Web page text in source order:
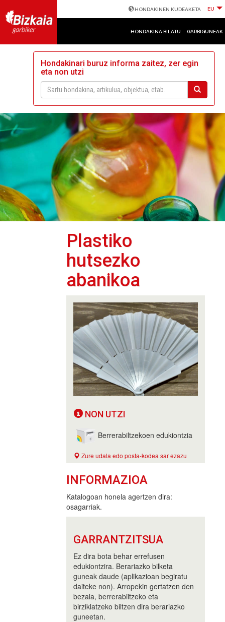
HONDAKINEN KUDEAKETA EU
HONDAKINA BILATU GARBIGUNEAK
Hondakinari buruz informa zaitez, zer egin
eta non utzi
Plastiko
hutsezko
abanikoa
NON UTZI
Berrerabiltzekoen edukiontzia
Zure udala edo posta-kodea sar ezazu
INFORMAZIOA
Katalogoan honela agertzen dira:
osagarriak.
GARRANTZITSUA
Ez dira bota behar errefusen
edukiontzira. Berariazko bilketa
guneak daude (aplikazioan begiratu
daiteke non). Arropekin gertatzen den
bezala, berrerabiltzeko eta
birziklatzeko biltzen dira berariazko
guneetan.